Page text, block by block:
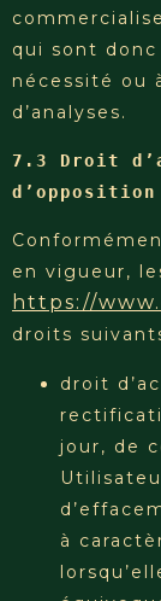
qui sont
nécessité ou
d’analyses.
7.3 Droit
d’opposition
en vigueur,
https://
droits
droit
jour, de
à